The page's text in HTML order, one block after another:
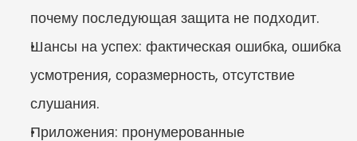
почему последующая защита не подходит.
Шансы на успех: фактическая ошибка, ошибка
усмотрения, соразмерность, отсутствие
слушания.
Приложения: пронумерованные